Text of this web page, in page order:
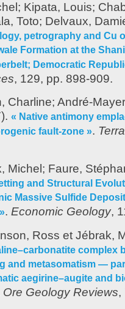
; Kipata, Louis;
Toto; Delvaux,
petrography and Cu
Formation at the
Democratic
, 129, pp. 898-909.
Charline; André-
« Native antimony
fault-zone ».
Michel ; Faure,
and Structural
Massive Sulfide
. Economic Geology,
Ross et Jébrak,
complex
and metasomatism —
aegirine–augite and
Ore Geology Reviews,